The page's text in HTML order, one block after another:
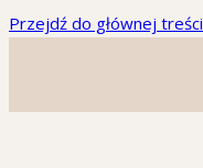
Przejdź do głównej treści